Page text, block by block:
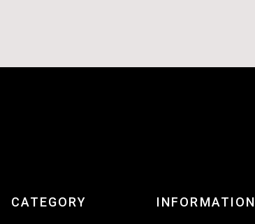
CATEGORY INFORMATION